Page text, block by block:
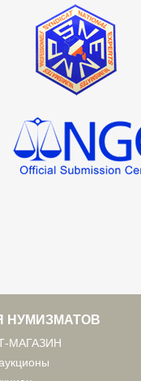
НУМИЗМАТОВ
МАГАЗИН